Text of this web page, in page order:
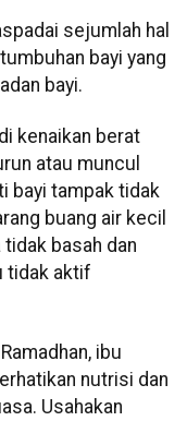
sejumlah hal
bayi yang
bayi.
kenaikan berat
atau muncul
bayi tampak tidak
buang air kecil
basah dan
tidak aktif
ibu
nutrisi dan
Usahakan